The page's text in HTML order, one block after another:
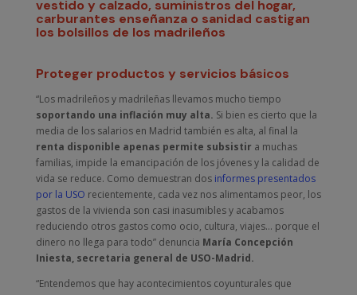
vestido y calzado, suministros del hogar,
carburantes enseñanza o sanidad castigan
los bolsillos de los madrileños
Proteger productos y servicios básicos
“Los madrileños y madrileñas llevamos mucho tiempo
soportando una inflación muy alta. Si bien es cierto que la
media de los salarios en Madrid también es alta, al final la
renta disponible apenas permite subsistir a muchas
familias, impide la emancipación de los jóvenes y la calidad de
vida se reduce. Como demuestran dos informes presentados
por la USO recientemente, cada vez nos alimentamos peor, los
gastos de la vivienda son casi inasumibles y acabamos
reduciendo otros gastos como ocio, cultura, viajes… porque el
dinero no llega para todo” denuncia María Concepción
Iniesta, secretaria general de USO-Madrid.
“Entendemos que hay acontecimientos coyunturales que